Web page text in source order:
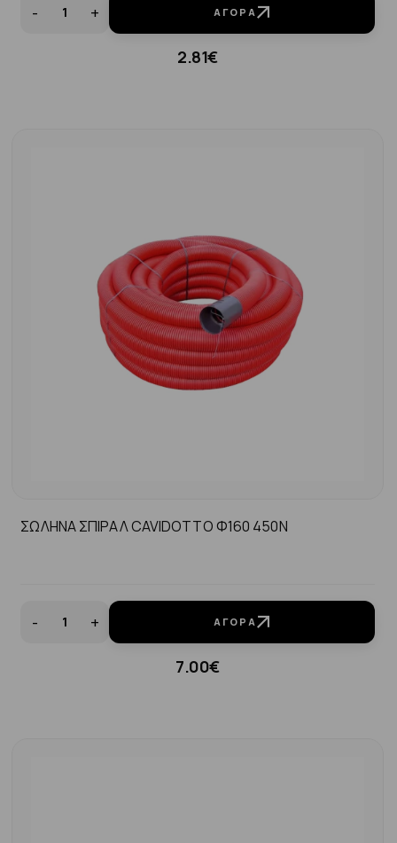
- + ΑΓΟΡΆ
2.81€
ΣΩΛΗΝΑ ΣΠΙΡΑΛ CAVIDOTTO Φ160 450N
- + ΑΓΟΡΆ
7.00€